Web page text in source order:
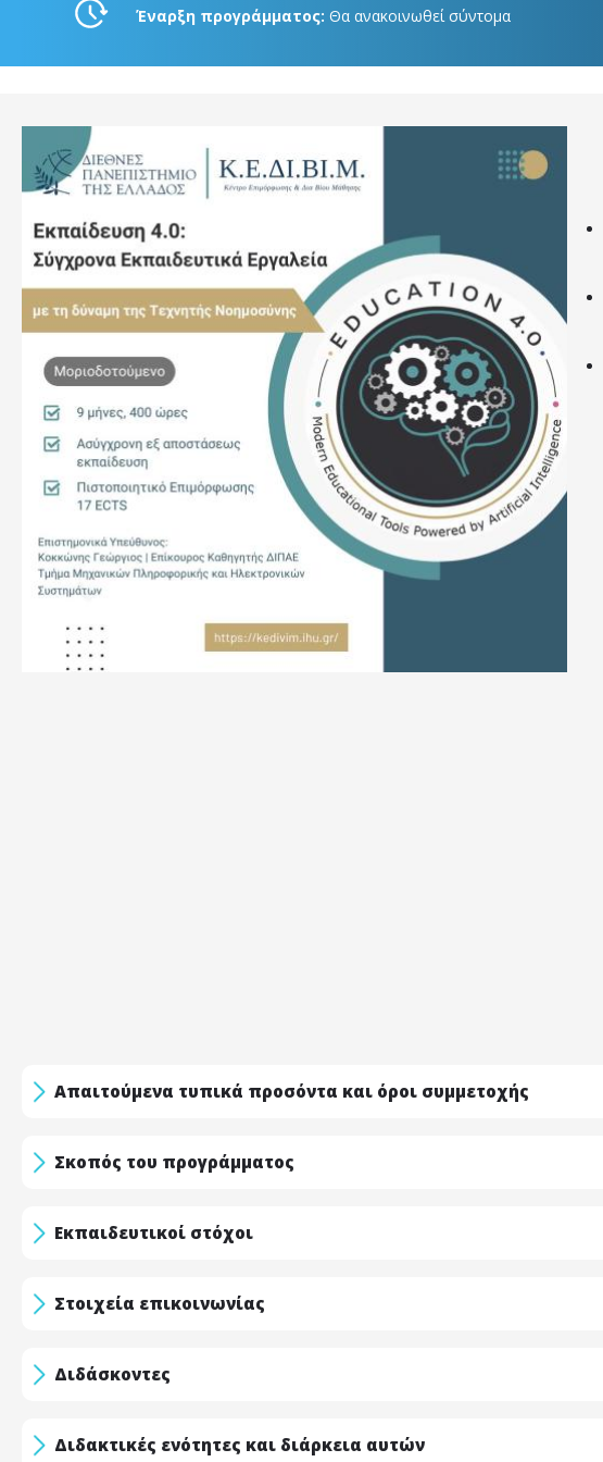
Έναρξη προγράμματος: Θα ανακοινωθεί σύντομα
Απαιτούμενα τυπικά προσόντα και όροι συμμετοχής
Σκοπός του προγράμματος
Εκπαιδευτικοί στόχοι
Στοιχεία επικοινωνίας
Διδάσκοντες
Διδακτικές ενότητες και διάρκεια αυτών